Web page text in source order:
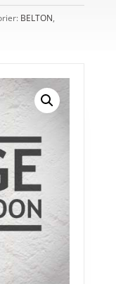
BELTON,